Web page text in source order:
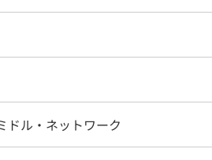
ドル・ネットワーク